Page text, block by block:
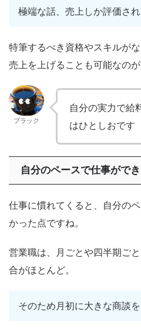
極端な話、売上しか評価さ
特筆するべき資格やスキルが
売上を上げることも可能なのが
ブラック
自分の実力で給
はひとしおです
自分のペースで仕事がで
仕事に慣れてくると、自分の
かった点ですね。
営業職は、月ごとや四半期ご
合がほとんど。
そのため月初に大きな商談